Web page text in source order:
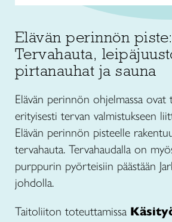
Elävän perinnön piste:
Tervahauta,
pirtanauhat ja sauna
Elävän perinnön ohjelmassa ovat
erityisesti tervan valmistukseen
Elävän perinnön pisteelle
tervahauta. Tervahaudalla on
purppurin pyörteisiin päästään
johdolla.
Taitoliiton toteuttamissa